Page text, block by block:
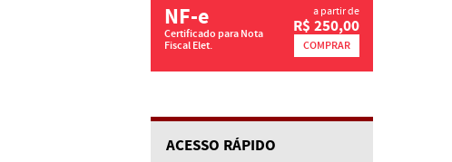
NF-e
Certificado para Nota
Fiscal Elet.
a partir de
R$ 250,00
COMPRAR
ACESSO RÁPIDO